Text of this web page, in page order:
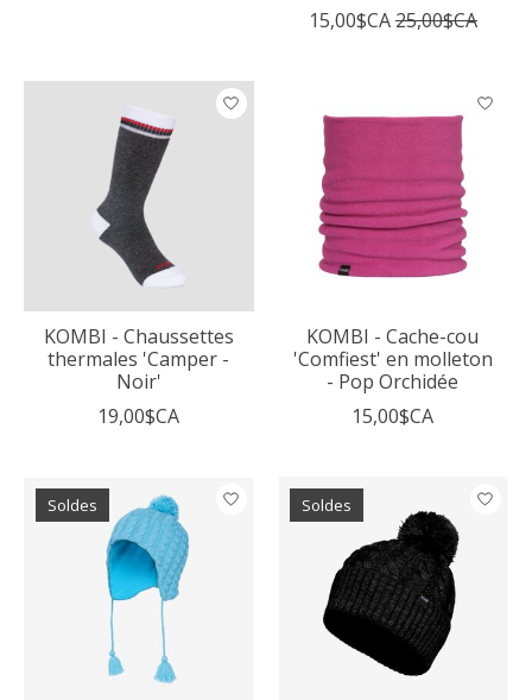
15,00$CA25,00$CA
KOMBI - Chaussettes
thermales 'Camper -
Noir'
19,00$CA
KOMBI - Cache-cou
'Comfiest' en molleton
- Pop Orchidée
15,00$CA
Soldes Soldes